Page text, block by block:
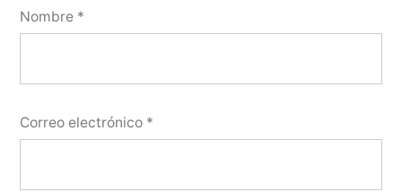
Nombre *
Correo electrónico *